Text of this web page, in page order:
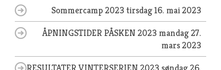
Sommercamp 2023 tirsdag 16. mai 2023
ÅPNINGSTIDER PÅSKEN 2023 mandag 27.
mars 2023